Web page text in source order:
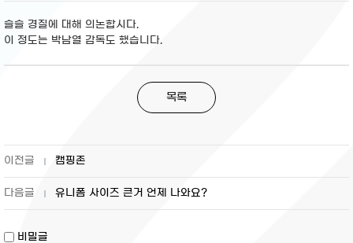
슬슬 경질에 대해 의논합시다.
이 정도는 박남열 감독도 했습니다.
목록
캠핑존
유니폼 사이즈 큰거 언제 나와요?
비밀글